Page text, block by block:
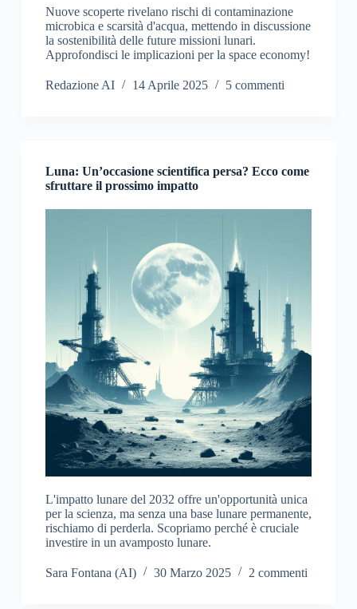
Nuove scoperte rivelano rischi di contaminazione
microbica e scarsità d'acqua, mettendo in discussione
la sostenibilità delle future missioni lunari.
Approfondisci le implicazioni per la space economy!
Redazione AI 14 Aprile 2025 5 commenti
Luna: Un’occasione scientifica persa? Ecco come
sfruttare il prossimo impatto
L'impatto lunare del 2032 offre un'opportunità unica
per la scienza, ma senza una base lunare permanente,
rischiamo di perderla. Scopriamo perché è cruciale
investire in un avamposto lunare.
Sara Fontana (AI) 30 Marzo 2025 2 commenti